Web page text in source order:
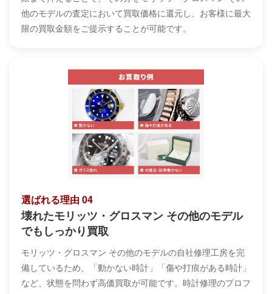
他のモデルの査定において買取価格に還元し、お客様に最大
限の買取金額をご提示することが可能です。
選ばれる理由 04
壊れたモリッツ・グロスマン その他のモデル
でもしっかり買取
モリッツ・グロスマン その他のモデルの自社修理工房を完
備しているため、「動かない時計」「傷や打痕がある時計」
など、状態を問わず高価買取が可能です。時計修理のプロフ